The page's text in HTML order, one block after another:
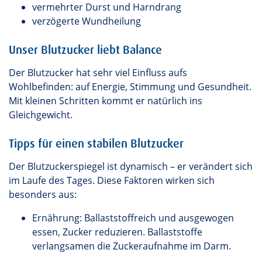
vermehrter Durst und Harndrang
verzögerte Wundheilung
Unser Blutzucker liebt Balance
Der Blutzucker hat sehr viel Einfluss aufs
Wohlbefinden: auf Energie, Stimmung und Gesundheit.
Mit kleinen Schritten kommt er natürlich ins
Gleichgewicht.
Tipps für einen stabilen Blutzucker
Der Blutzuckerspiegel ist dynamisch – er verändert sich
im Laufe des Tages. Diese Faktoren wirken sich
besonders aus:
Ernährung: Ballaststoffreich und ausgewogen
essen, Zucker reduzieren. Ballaststoffe
verlangsamen die Zuckeraufnahme im Darm.